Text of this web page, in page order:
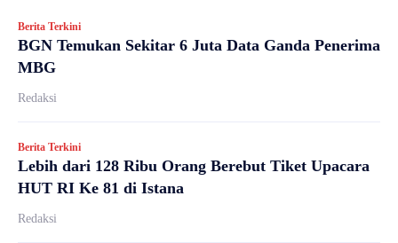
Berita Terkini
BGN Temukan Sekitar 6 Juta Data Ganda Penerima
MBG
Redaksi
Berita Terkini
Lebih dari 128 Ribu Orang Berebut Tiket Upacara
HUT RI Ke 81 di Istana
Redaksi